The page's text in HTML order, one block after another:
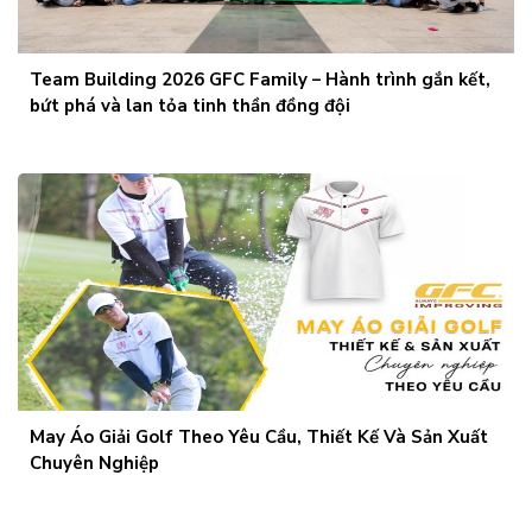
Team Building 2026 GFC Family – Hành trình gắn kết,
bứt phá và lan tỏa tinh thần đồng đội
May Áo Giải Golf Theo Yêu Cầu, Thiết Kế Và Sản Xuất
Chuyên Nghiệp